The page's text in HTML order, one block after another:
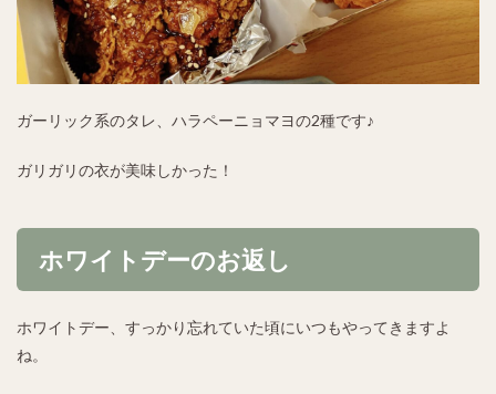
ガーリック系のタレ、ハラペーニョマヨの2種です♪
ガリガリの衣が美味しかった！
ホワイトデーのお返し
ホワイトデー、すっかり忘れていた頃にいつもやってきますよ
ね。